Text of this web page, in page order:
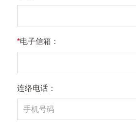
*电子信箱：
连络电话：